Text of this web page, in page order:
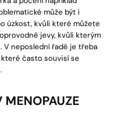
může být i
úzkost, kvůli které můžete
jevy, kvůli kterým
neposlední řadě je třeba
často souvisí se
MENOPAUZE